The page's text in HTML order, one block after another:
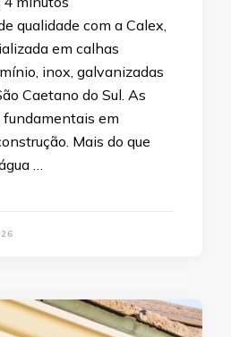
qualidade com a Calex,
em calhas
inox, galvanizadas
Caetano do Sul. As
em
Mais do que
…